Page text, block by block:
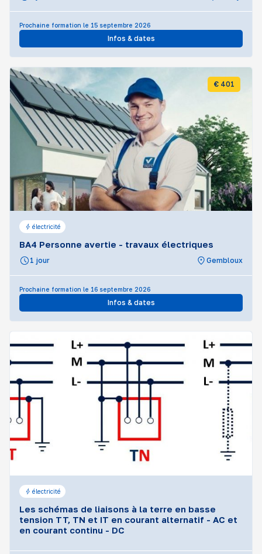
Prochaine formation le 15 septembre 2026
Infos & dates
€ 401
électricité
BA4 Personne avertie - travaux électriques
1 jour Gembloux
Prochaine formation le 16 septembre 2026
Infos & dates
électricité
Les schémas de liaisons à la terre en basse
tension TT, TN et IT en courant alternatif - AC et
en courant continu - DC